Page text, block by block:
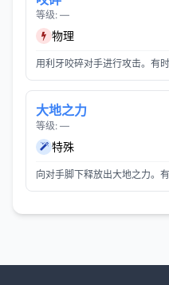
等级: —
物理
用利牙咬碎对手进行攻击。有
大地之力
等级: —
特殊
向对手脚下释放出大地之力。